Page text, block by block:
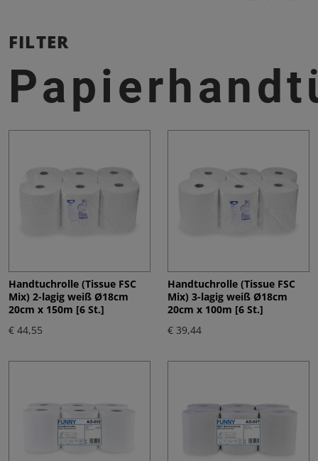
FILTER
Handtuchrolle (Tissue FSC
Mix) 2-lagig weiß Ø18cm
20cm x 150m [6 St.]
€ 44,55
Handtuchrolle (Tissue FSC
Mix) 3-lagig weiß Ø18cm
20cm x 100m [6 St.]
€ 39,44